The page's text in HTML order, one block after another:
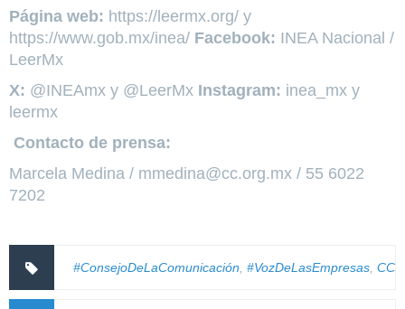
Página web: https://leermx.org/ y
https://www.gob.mx/inea/ Facebook: INEA Nacional /
LeerMx
X: @INEAmx y @LeerMx Instagram: inea_mx y
leermx
Contacto de prensa:
Marcela Medina / mmedina@cc.org.mx / 55 6022
7202
#ConsejoDeLaComunicación #VozDeLasEmpresas CC